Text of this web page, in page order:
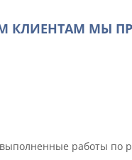
КЛИЕНТАМ МЫ
работы по